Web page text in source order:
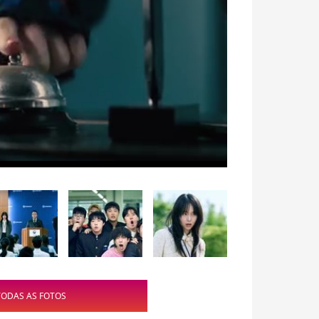
AS FOTOS